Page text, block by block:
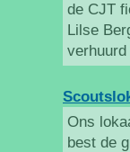
de CJT
Lilse
verhuurd
Ons
best de